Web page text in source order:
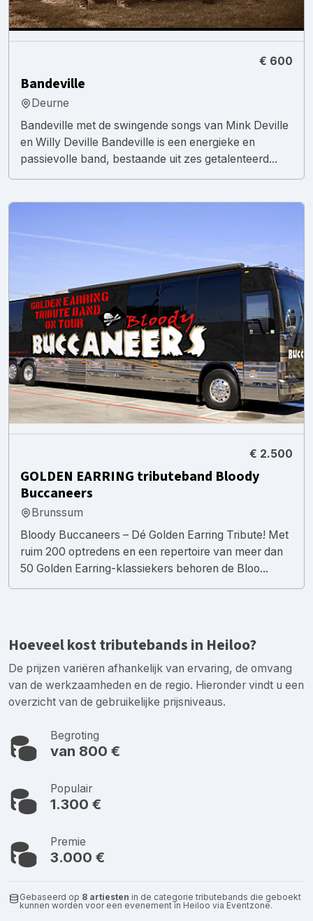
€ 600
Bandeville
Deurne
Bandeville met de swingende songs van Mink Deville
en Willy Deville Bandeville is een energieke en
passievolle band, bestaande uit zes getalenteerd...
€ 2.500
GOLDEN EARRING tributeband Bloody
Buccaneers
Brunssum
Bloody Buccaneers – Dé Golden Earring Tribute! Met
ruim 200 optredens en een repertoire van meer dan
50 Golden Earring-klassiekers behoren de Bloo...
Hoeveel kost tributebands in Heiloo?
De prijzen variëren afhankelijk van ervaring, de omvang
van de werkzaamheden en de regio. Hieronder vindt u een
overzicht van de gebruikelijke prijsniveaus.
Begroting
van 800 €
Populair
1.300 €
Premie
3.000 €
Gebaseerd op 8 artiesten in de categorie tributebands die geboekt
kunnen worden voor een evenement in Heiloo via Eventzone.